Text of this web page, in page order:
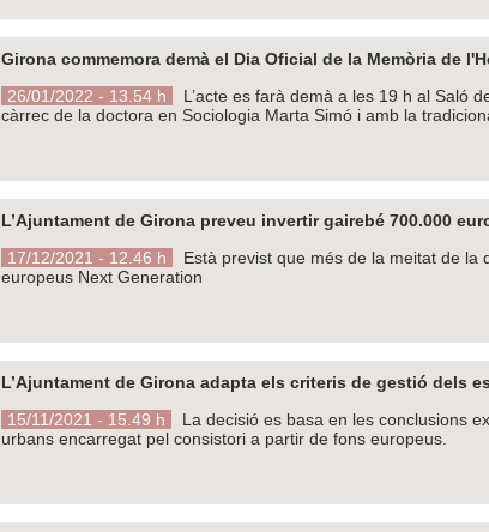
Girona commemora demà el Dia Oficial de la Memòria de
26/01/2022 - 13.54 h
L’acte es farà demà a les 19 h al Saló
càrrec de la doctora en Sociologia Marta Simó i amb la
L’Ajuntament de Girona preveu invertir gairebé 700.000
17/12/2021 - 12.46 h
Està previst que més de la meitat de la
europeus Next Generation
L’Ajuntament de Girona adapta els criteris de gestió dels
15/11/2021 - 15.49 h
La decisió es basa en les conclusions
urbans encarregat pel consistori a partir de fons europeus.